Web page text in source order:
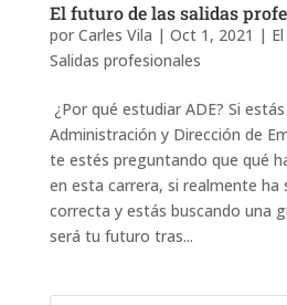
El futuro de las salidas
por Carles Vila | Oct 1, 2021 |
Salidas profesionales
¿Por qué estudiar ADE? Si
Administración y Dirección de
te estés preguntando que qué
en esta carrera, si realmente ha
correcta y estás buscando una
será tu futuro tras...